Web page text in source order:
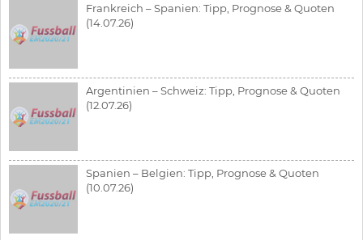
Frankreich – Spanien: Tipp, Prognose & Quoten
(14.07.26)
Argentinien – Schweiz: Tipp, Prognose & Quoten
(12.07.26)
Spanien – Belgien: Tipp, Prognose & Quoten
(10.07.26)